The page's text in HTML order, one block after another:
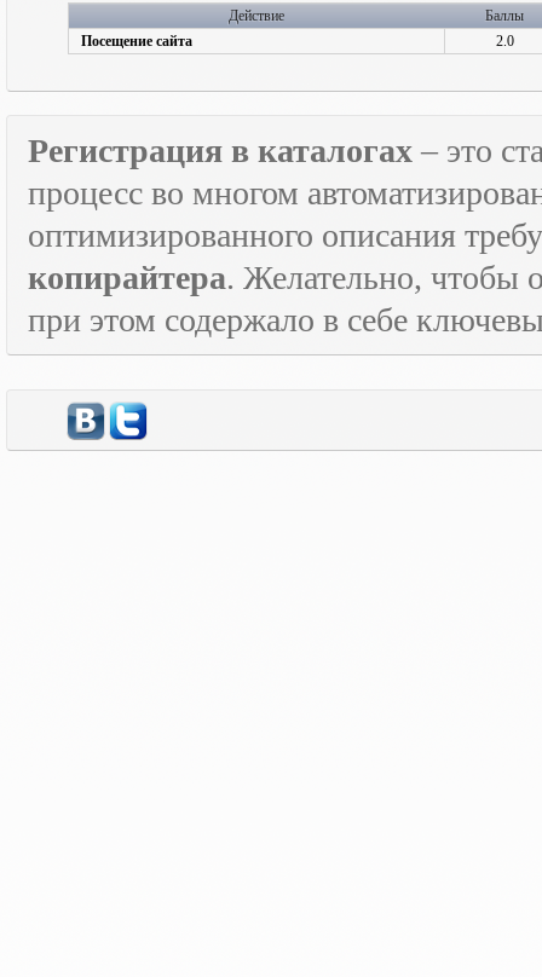
Действие
Баллы
Посещение сайта
2.0
Регистрация в каталогах– это
процесс во многом
оптимизированного описания
копирайтера. Желательно, чтобы
при этом содержало в себе